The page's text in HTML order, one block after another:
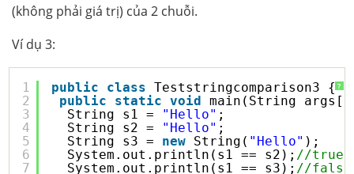
(không phải giá trị) của 2 chuỗi.
Ví dụ 3:
?
1
2
3
4
5
6
7
public class
Teststringcomparison3 {
public
static void
main(String
String s1 = "Hello" ;
String s2 = "Hello" ;
String s3 = new String( "Hello" );
System.out.println(s1 == s2); //true
System.out.println(s1 == s3); //